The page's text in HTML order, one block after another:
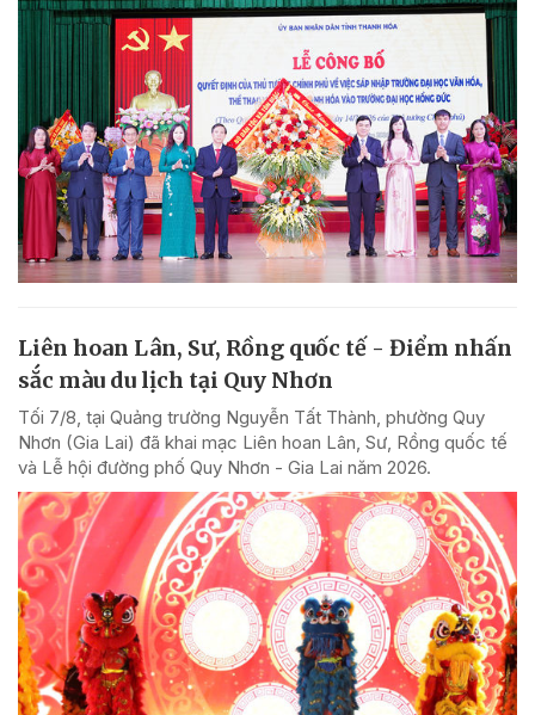
Liên hoan Lân, Sư, Rồng quốc tế - Điểm nhấn
sắc màu du lịch tại Quy Nhơn
Tối 7/8, tại Quảng trường Nguyễn Tất Thành, phường Quy
Nhơn (Gia Lai) đã khai mạc Liên hoan Lân, Sư, Rồng quốc tế
và Lễ hội đường phố Quy Nhơn - Gia Lai năm 2026.